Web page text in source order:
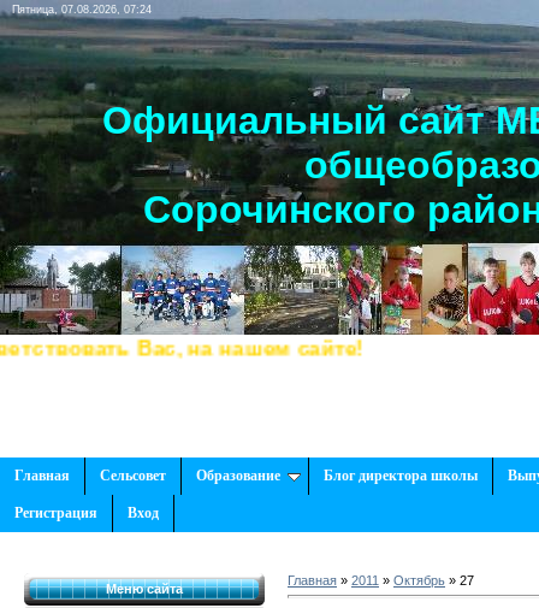
Пятница, 07.08.2026, 07:24
Официальный сайт
Сорочинского
Вас, на нашем сайте!
Главная Сельсовет Образование Блог директора школы
Регистрация Вход
Меню сайта
Главная » 2011 » Октябрь » 27